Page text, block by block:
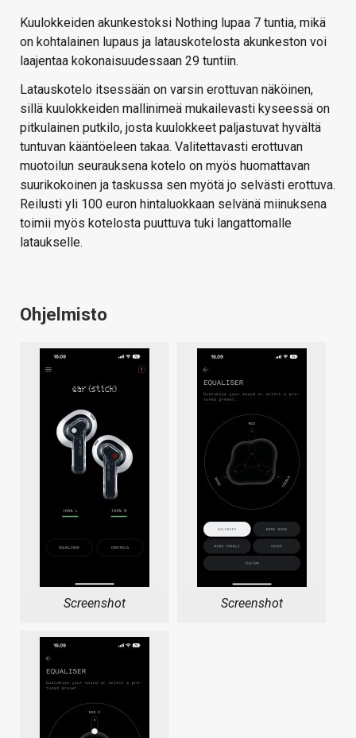
Kuulokkeiden akunkestoksi Nothing lupaa 7 tuntia, mikä
on kohtalainen lupaus ja latauskotelosta akunkeston voi
laajentaa kokonaisuudessaan 29 tuntiin.
Latauskotelo itsessään on varsin erottuvan näköinen,
sillä kuulokkeiden mallinimeä mukailevasti kyseessä on
pitkulainen putkilo, josta kuulokkeet paljastuvat hyvältä
tuntuvan kääntöeleen takaa. Valitettavasti erottuvan
muotoilun seurauksena kotelo on myös huomattavan
suurikokoinen ja taskussa sen myötä jo selvästi erottuva.
Reilusti yli 100 euron hintaluokkaan selvänä miinuksena
toimii myös kotelosta puuttuva tuki langattomalle
lataukselle.
Ohjelmisto
Screenshot Screenshot